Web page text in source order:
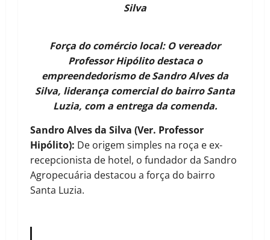
Silva
Força do comércio local: O vereador
Professor Hipólito destaca o
empreendedorismo de Sandro Alves da
Silva, liderança comercial do bairro Santa
Luzia, com a entrega da comenda.
Sandro Alves da Silva (Ver. Professor
Hipólito): De origem simples na roça e ex-
recepcionista de hotel, o fundador da Sandro
Agropecuária destacou a força do bairro
Santa Luzia.